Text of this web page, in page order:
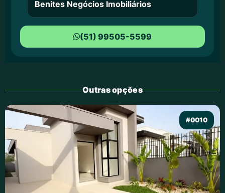
Benites Negócios Imobiliários
(51) 99505-5599
Outras opções
#0010